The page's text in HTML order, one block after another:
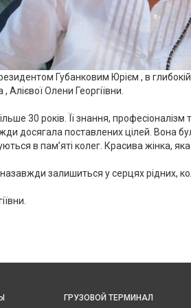
Губанковим Юрієм , в
Олени Георгіївни.
30 років. Її знання,
досягала поставлених цілей. Вона
в памʼяті колег. Красива жінка,
залишиться у серцях рідних,
ГРУЗОВОЙ ТЕРМИНАЛ